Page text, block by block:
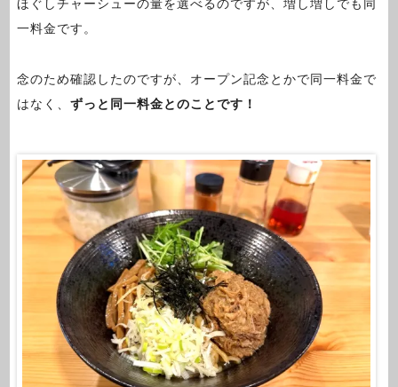
ほぐしチャーシューの量を選べるのですが、増し増しでも同
一料金です。
念のため確認したのですが、オープン記念とかで同一料金で
はなく、 ずっと同一料金とのことです！